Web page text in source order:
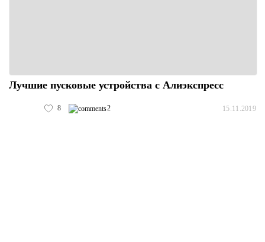
Лучшие пусковые устройства с Алиэкспресс
8 2 15.11.2019